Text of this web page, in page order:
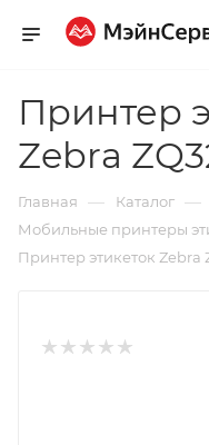
Принтер
Zebra
Главная — Каталог —
Мобильные принтеры
Принтер этикеток Zebra